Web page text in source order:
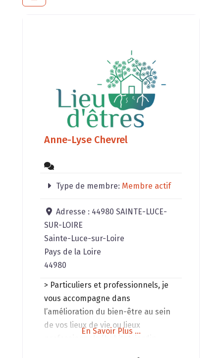
Anne-Lyse Chevrel
Type de membre: Membre actif
Adresse : 44980 SAINTE-LUCE-
SUR-LOIRE
Sainte-Luce-sur-Loire
Pays de la Loire
44980
> Particuliers et professionnels, je
vous accompagne dans
l’amélioration du bien-être au sein
de vos lieux de vie ou lieux
En Savoir Plus ...